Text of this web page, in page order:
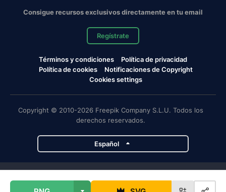
Consigue recursos exclusivos directamente en tu email
Regístrate
Términos y condiciones
Política de privacidad
Política de cookies
Notificaciones de Copyright
Cookies settings
Copyright © 2010-2026 Freepik Company S.L.U. Todos los
derechos reservados.
Español